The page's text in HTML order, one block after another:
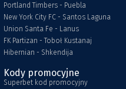
Portland Timbers - Puebla
New York City FC - Santos Laguna
Union Santa Fe - Lanus
FK Partizan - Toboł Kustanaj
Hibernian - Shkendija
Kody promocyjne
Superbet kod promocyjny